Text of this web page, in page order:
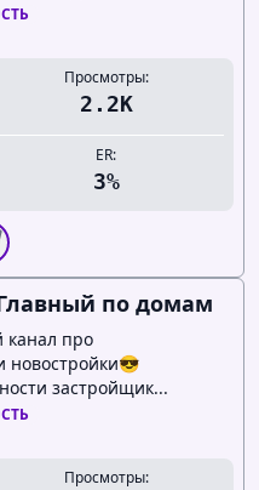
Просмотры:
2.2K
ER:
3%
по домам
про
новостройки😎
застройщик...
Просмотры: